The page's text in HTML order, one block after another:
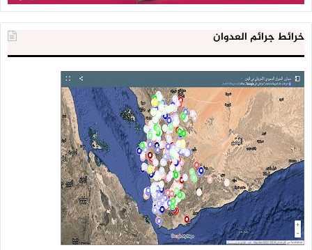
خرائط جرائم العدوان